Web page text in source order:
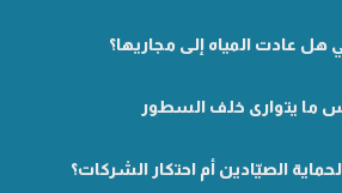
هل عادت المياه إلى مجاريها؟
ما يتوارى خلف السطور
الصيّادين أم احتكار الشركات؟